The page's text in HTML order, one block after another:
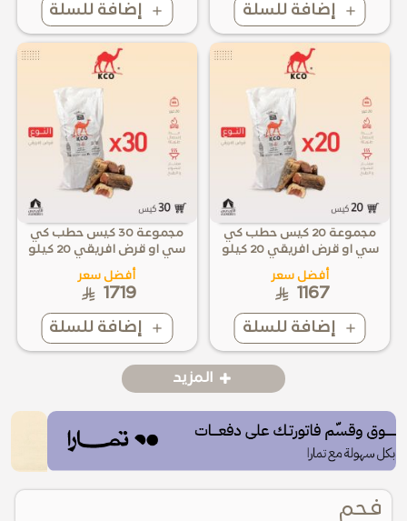
إضافة للسلة إضافة للسلة
إضافة للسلة
مجموعة 20 كيس حطب كي
سي او قرض افريقي 20 كيلو
أفضل سعر
1167
إضافة للسلة
مجموعة 30 كيس حطب كي
سي او قرض افريقي 20 كيلو
أفضل سعر
1719
المزيد
فحم